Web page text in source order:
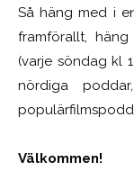
Så häng med i
framförallt,
(varje söndag kl
nördiga
Välkommen!